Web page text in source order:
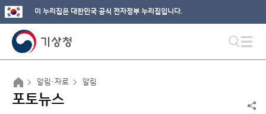
이 누리집은 대한민국 공식 전자정부 누리집입니다.
알림·자료 알림
포토뉴스